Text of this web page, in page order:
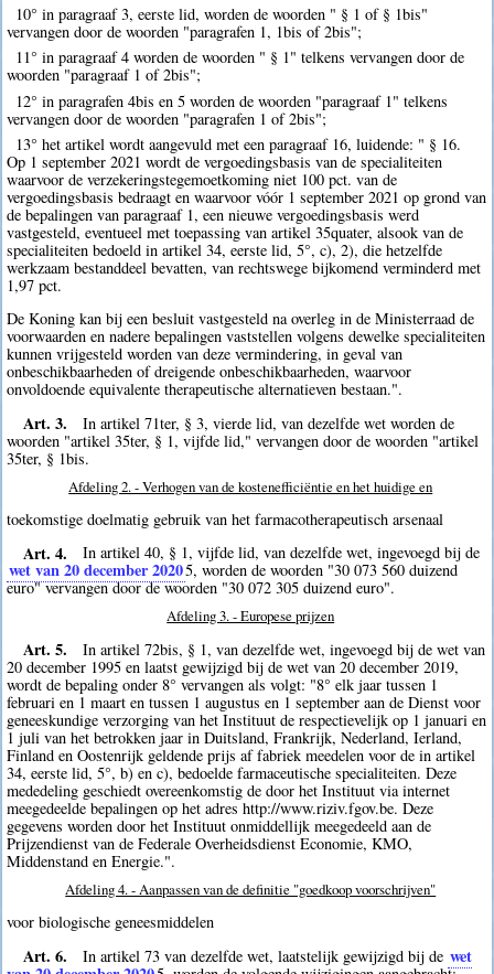
10° in paragraaf 3, eerste lid, worden de woorden " § 1 of § 1bis"
vervangen door de woorden "paragrafen 1, 1bis of 2bis";
11° in paragraaf 4 worden de woorden " § 1" telkens vervangen door de
woorden "paragraaf 1 of 2bis";
12° in paragrafen 4bis en 5 worden de woorden "paragraaf 1" telkens
vervangen door de woorden "paragrafen 1 of 2bis";
13° het artikel wordt aangevuld met een paragraaf 16, luidende: " § 16.
Op 1 september 2021 wordt de vergoedingsbasis van de specialiteiten
waarvoor de verzekeringstegemoetkoming niet 100 pct. van de
vergoedingsbasis bedraagt en waarvoor vóór 1 september 2021 op grond van
de bepalingen van paragraaf 1, een nieuwe vergoedingsbasis werd
vastgesteld, eventueel met toepassing van artikel 35quater, alsook van de
specialiteiten bedoeld in artikel 34, eerste lid, 5°, c), 2), die hetzelfde
werkzaam bestanddeel bevatten, van rechtswege bijkomend verminderd met
1,97 pct.
De Koning kan bij een besluit vastgesteld na overleg in de Ministerraad de
voorwaarden en nadere bepalingen vaststellen volgens dewelke specialiteiten
kunnen vrijgesteld worden van deze vermindering, in geval van
onbeschikbaarheden of dreigende onbeschikbaarheden, waarvoor
onvoldoende equivalente therapeutische alternatieven bestaan.".
Art. 3.
In artikel 71ter, § 3, vierde lid, van dezelfde wet worden de
woorden "artikel 35ter, § 1, vijfde lid," vervangen door de woorden "artikel
35ter, § 1bis.
Afdeling 2. - Verhogen van de kostenefficiëntie en het huidige en
toekomstige doelmatig gebruik van het farmacotherapeutisch arsenaal
Art. 4. In artikel 40, § 1, vijfde lid, van dezelfde wet, ingevoegd bij de
wet van 20 december 20205, worden de woorden "30 073 560 duizend
euro" vervangen door de woorden "30 072 305 duizend euro".
Afdeling 3. - Europese prijzen
Art. 5.
In artikel 72bis, § 1, van dezelfde wet, ingevoegd bij de wet van
20 december 1995 en laatst gewijzigd bij de wet van 20 december 2019,
wordt de bepaling onder 8° vervangen als volgt: "8° elk jaar tussen 1
februari en 1 maart en tussen 1 augustus en 1 september aan de Dienst voor
geneeskundige verzorging van het Instituut de respectievelijk op 1 januari en
1 juli van het betrokken jaar in Duitsland, Frankrijk, Nederland, Ierland,
Finland en Oostenrijk geldende prijs af fabriek meedelen voor de in artikel
34, eerste lid, 5°, b) en c), bedoelde farmaceutische specialiteiten. Deze
mededeling geschiedt overeenkomstig de door het Instituut via internet
meegedeelde bepalingen op het adres http://www.riziv.fgov.be. Deze
gegevens worden door het Instituut onmiddellijk meegedeeld aan de
Prijzendienst van de Federale Overheidsdienst Economie, KMO,
Middenstand en Energie.".
Afdeling 4. - Aanpassen van de definitie "goedkoop voorschrijven"
voor biologische geneesmiddelen
Art. 6. In artikel 73 van dezelfde wet, laatstelijk gewijzigd bij de wet